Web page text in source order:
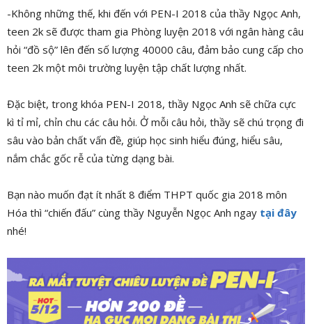
-Không những thế, khi đến với PEN-I 2018 của thầy Ngọc Anh,
teen 2k sẽ được tham gia Phòng luyện 2018 với ngân hàng câu
hỏi “đồ sộ” lên đến số lượng 40000 câu, đảm bảo cung cấp cho
teen 2k một môi trường luyện tập chất lượng nhất.
Đặc biệt, trong khóa PEN-I 2018, thầy Ngọc Anh sẽ chữa cực
kì tỉ mỉ, chỉn chu các câu hỏi. Ở mỗi câu hỏi, thầy sẽ chú trọng đi
sâu vào bản chất vấn đề, giúp học sinh hiểu đúng, hiểu sâu,
nắm chắc gốc rễ của từng dạng bài.
Bạn nào muốn đạt ít nhất 8 điểm THPT quốc gia 2018 môn
Hóa thì “chiến đấu” cùng thầy Nguyễn Ngọc Anh ngay tại đây
nhé!